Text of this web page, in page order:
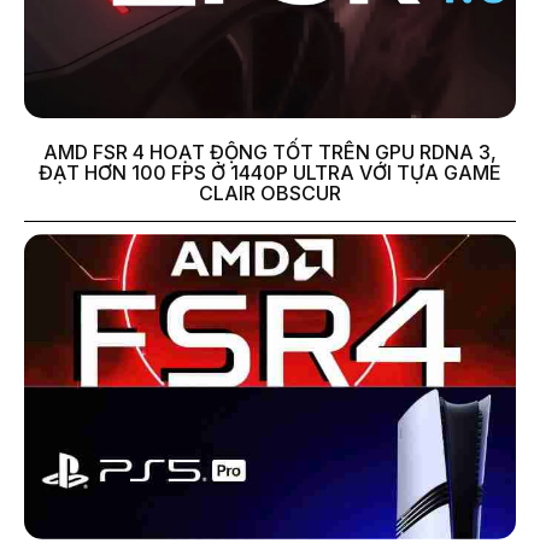
AMD FSR 4 HOẠT ĐỘNG TỐT TRÊN GPU RDNA 3,
ĐẠT HƠN 100 FPS Ở 1440P ULTRA VỚI TỰA GAME
CLAIR OBSCUR